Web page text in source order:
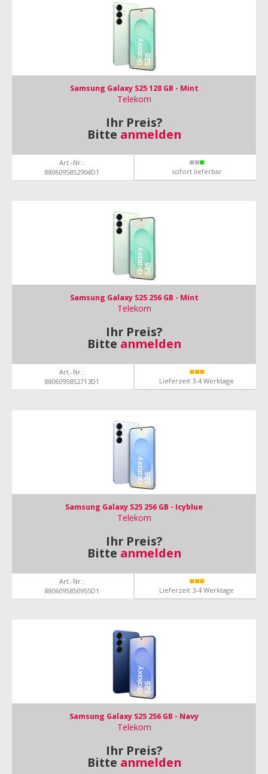
Samsung Galaxy S25 128 GB - Mint
Telekom
Ihr Preis?
Bitte anmelden
Art.-Nr.:
8806095852904D1
sofort lieferbar
Samsung Galaxy S25 256 GB - Mint
Telekom
Ihr Preis?
Bitte anmelden
Art.-Nr.:
8806095852713D1
Lieferzeit 3-4 Werktage
Samsung Galaxy S25 256 GB - Icyblue
Telekom
Ihr Preis?
Bitte anmelden
Art.-Nr.:
8806095850955D1
Lieferzeit 3-4 Werktage
Samsung Galaxy S25 256 GB - Navy
Telekom
Ihr Preis?
Bitte anmelden